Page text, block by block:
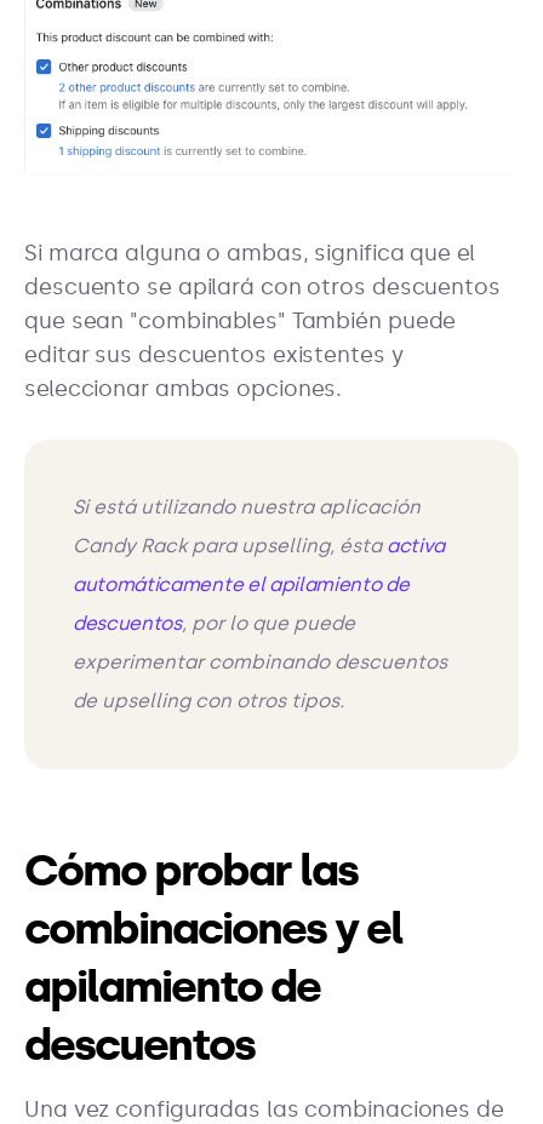
Si marca alguna o ambas, significa que el
descuento se apilará con otros descuentos
que sean "combinables" También puede
editar sus descuentos existentes y
seleccionar ambas opciones.
Si está utilizando nuestra aplicación
Candy Rack para upselling, ésta activa
automáticamente el apilamiento de
descuentos, por lo que puede
experimentar combinando descuentos
de upselling con otros tipos.
Cómo probar las
combinaciones y el
apilamiento de
descuentos
Una vez configuradas las combinaciones de